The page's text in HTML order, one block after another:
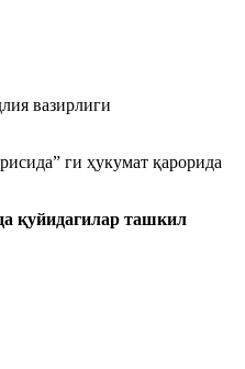
вазирлиги
ги ҳукумат қарорида
қуйидагилар ташкил